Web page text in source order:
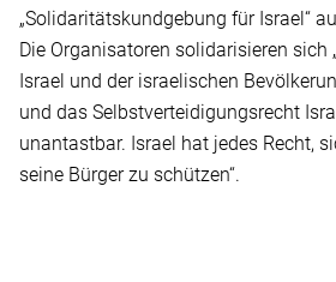
„Solidaritätskundgebung für Israel“
Die Organisatoren solidarisieren sich
Israel und der israelischen
und das Selbstverteidigungsrecht
unantastbar. Israel hat jedes Recht,
seine Bürger zu schützen“.